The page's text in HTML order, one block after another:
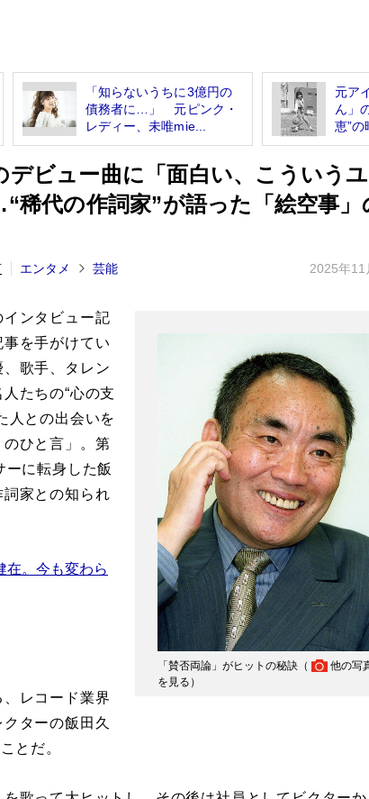
「知らないうちに3億円の
債務者に…」 元ピンク・
レディー、未唯mie...
元ア
ん」
恵”の
ビュー曲に「面白い、こういう
稀代の作詞家”が語った「絵空事」
エンタメ 芸能 2025年11
「賛否両論」がヒットの秘訣（
他の写
を見る ）
ンタビュー記
を手がけてい
歌手、タレン
たちの“心の支
人との出会いを
ひと言」。第
に転身した飯
家との知られ
在。今も変わら
、レコード業界
ターの飯田久
とだ。